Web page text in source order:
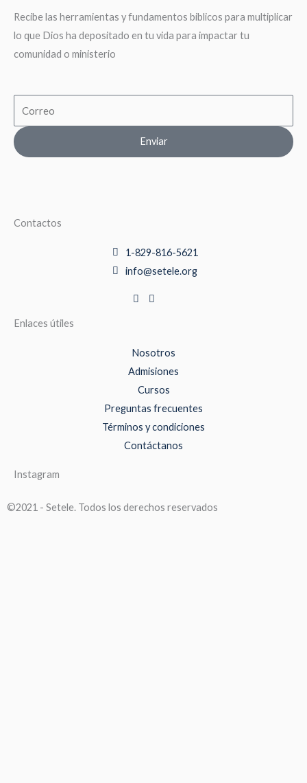
Recibe las herramientas y fundamentos biblicos para multiplicar
lo que Dios ha depositado en tu vida para impactar tu
comunidad o ministerio
Enviar
Contactos
1-829-816-5621
info@setele.org
Enlaces útiles
Nosotros
Admisiones
Cursos
Preguntas frecuentes
Términos y condiciones
Contáctanos
Instagram
©2021 - Setele. Todos los derechos reservados